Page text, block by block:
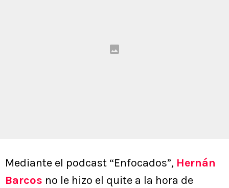
Mediante el podcast “Enfocados”, Hernán
Barcos no le hizo el quite a la hora de